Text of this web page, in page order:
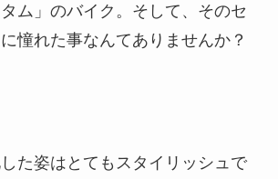
タム」のバイク。そして、そのセ
憧れた事なんてありませんか？
た姿はとてもスタイリッシュで